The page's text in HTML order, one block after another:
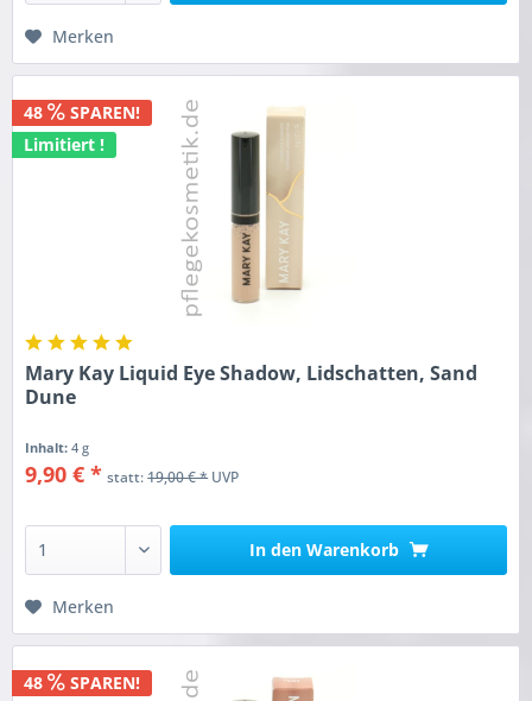
Merken
48
SPAREN!
Limitiert !
Mary Kay Liquid Eye Shadow, Lidschatten, Sand
Dune
Inhalt:4 g
9,90 € * statt:19,00 € *UVP
In den Warenkorb
Merken
48
SPAREN!